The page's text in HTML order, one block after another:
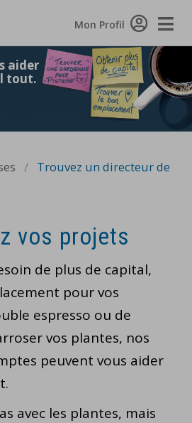
Mon Profil
aider
tout.
/ Trouvez un directeur de
vos projets
de plus de capital,
pour vos
espresso ou de
vos plantes, nos
peuvent vous aider
avec les plantes, mais